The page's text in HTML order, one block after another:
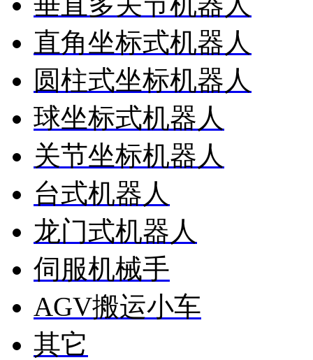
直角坐标式机器人
圆柱式坐标机器人
球坐标式机器人
关节坐标机器人
台式机器人
龙门式机器人
伺服机械手
AGV搬运小车
其它